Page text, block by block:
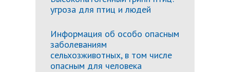
угроза для птиц и людей
Информация об особо опасным
заболеваниям
сельхозживотных, в том числе
опасным для человека